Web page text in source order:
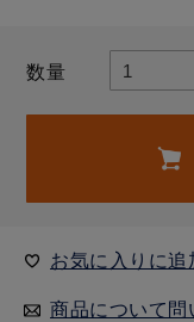
数量
お気に入りに追
商品について問